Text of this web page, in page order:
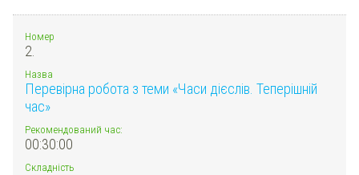
Номер
2.
Назва
Перевірна робота з теми «Часи дієслів. Теперішній
час»
Рекомендований час:
00:30:00
Складність